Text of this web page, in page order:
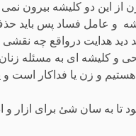
این دو کلیشه بیرون نمی
و عامل فساد پس باید
هدایت درواقع چه نقشی
و کلیشه ای به مسئله
و زن یا فداکار است و
به سان شئ برای ازار و